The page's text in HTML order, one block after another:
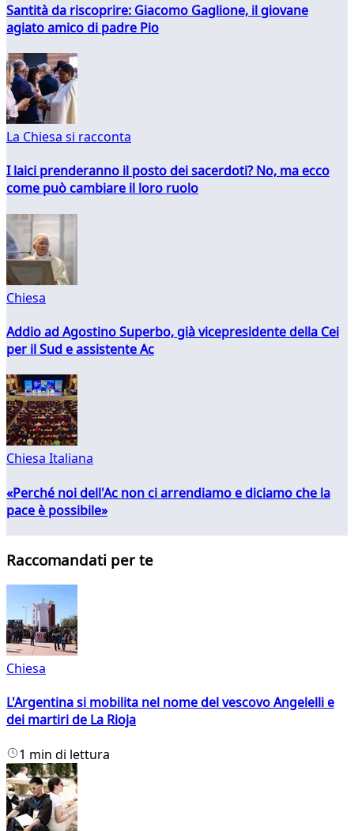
Santità da riscoprire: Giacomo Gaglione, il giovane
agiato amico di padre Pio
La Chiesa si racconta
I laici prenderanno il posto dei sacerdoti? No, ma ecco
come può cambiare il loro ruolo
Chiesa
Addio ad Agostino Superbo, già vicepresidente della Cei
per il Sud e assistente Ac
Chiesa Italiana
«Perché noi dell'Ac non ci arrendiamo e diciamo che la
pace è possibile»
Raccomandati per te
Chiesa
L'Argentina si mobilita nel nome del vescovo Angelelli e
dei martiri de La Rioja
1 min di lettura